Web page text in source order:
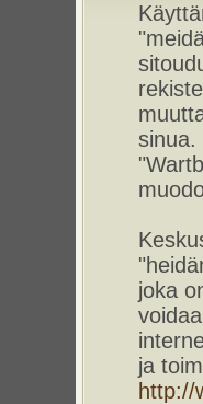
sinua.
joka
ja
http://